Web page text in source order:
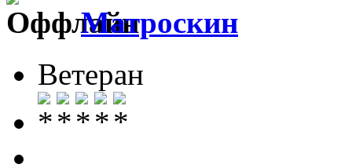
Матроскин
Ветеран